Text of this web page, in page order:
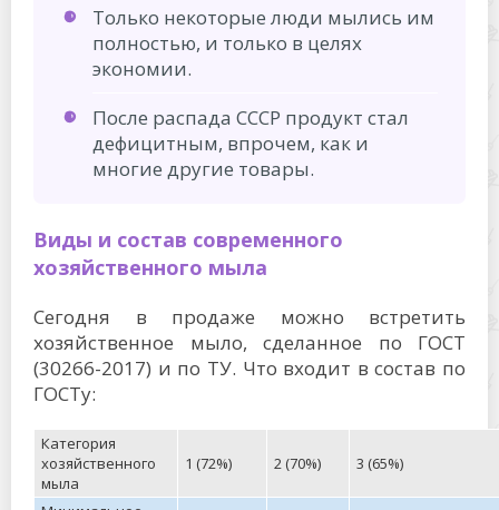
Только некоторые люди мылись им
полностью, и только в целях
экономии.
После распада СССР продукт стал
дефицитным, впрочем, как и
многие другие товары.
Виды и состав современного
хозяйственного мыла
Сегодня в продаже можно встретить
хозяйственное мыло, сделанное по ГОСТ
(30266-2017) и по ТУ. Что входит в состав по
ГОСТу:
Категория
хозяйственного
мыла
1 (72%) 2 (70%) 3 (65%)